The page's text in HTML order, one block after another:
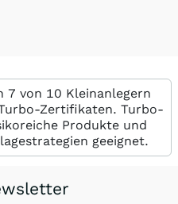
7 von 10 Kleinanlegern
Zertifikaten. Turbo-
Produkte und
geeignet.